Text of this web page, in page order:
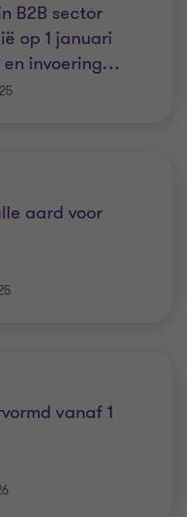
B2B sector
op 1 januari
en invoering…
aard voor
vanaf 1